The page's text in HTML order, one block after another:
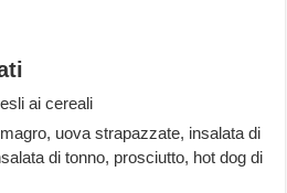
ai cereali
uova strapazzate, insalata di
di tonno, prosciutto, hot dog di